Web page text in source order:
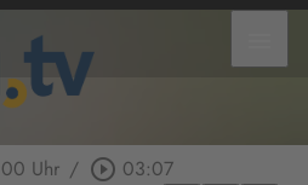
Uhr / play_circle_outline 03:07